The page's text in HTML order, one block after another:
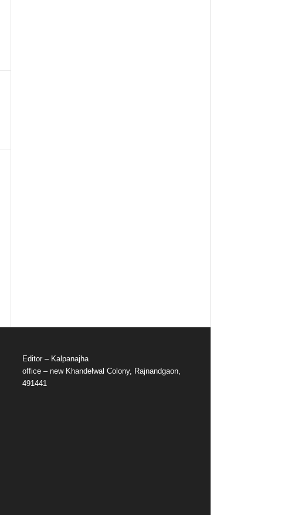
Editor – Kalpanajha
office – new Khandelwal Colony, Rajnandgaon,
491441